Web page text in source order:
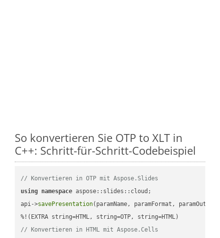
So konvertieren Sie OTP to XLT in
C++: Schritt-für-Schritt-Codebeispiel
// Konvertieren in OTP mit Aspose.Slides
using namespace aspose::slides::cloud;
api->savePresentation(paramName, paramFormat,
// Konvertieren in HTML mit Aspose.Cells